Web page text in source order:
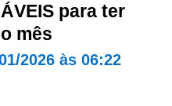
para ter
mês
2026 às 06:22